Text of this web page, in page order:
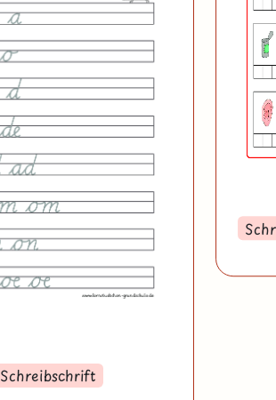
Schreibschrift